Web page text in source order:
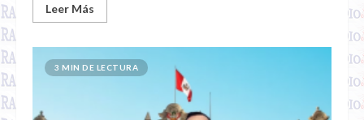
Leer Más
3 MIN DE LECTURA